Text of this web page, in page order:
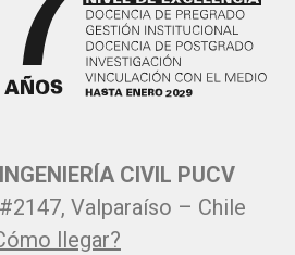
CIVIL PUCV
Valparaíso – Chile
llegar?